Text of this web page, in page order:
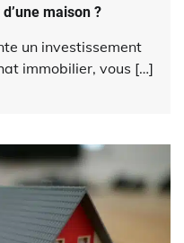
maison ?
un investissement
immobilier, vous […]